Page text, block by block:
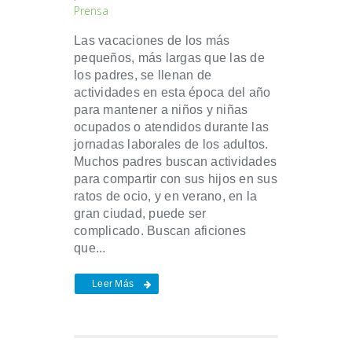
Prensa
Las vacaciones de los más
pequeños, más largas que las de
los padres, se llenan de
actividades en esta época del año
para mantener a niños y niñas
ocupados o atendidos durante las
jornadas laborales de los adultos.
Muchos padres buscan actividades
para compartir con sus hijos en sus
ratos de ocio, y en verano, en la
gran ciudad, puede ser
complicado. Buscan aficiones
que...
Leer Más